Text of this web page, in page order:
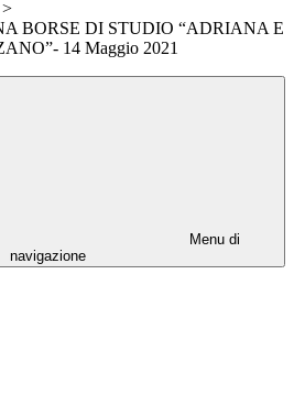
>
BORSE DI STUDIO “ADRIANA E
14 Maggio 2021
Menu di
navigazione